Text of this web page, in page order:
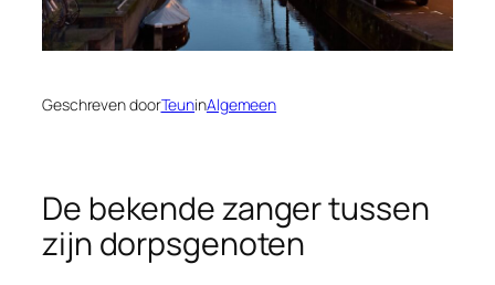
Geschreven doorTeuninAlgemeen
De bekende zanger tussen
zijn dorpsgenoten